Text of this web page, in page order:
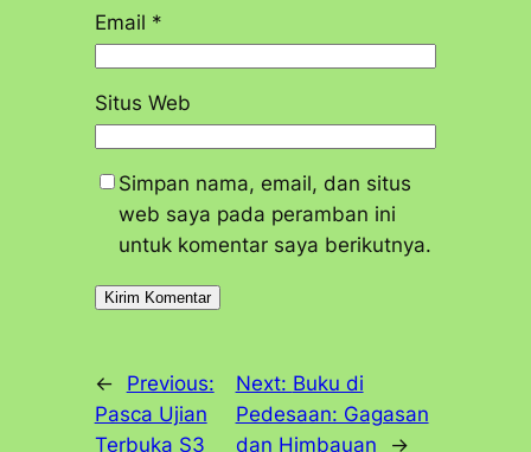
Email *
Situs Web
Simpan nama, email, dan situs
web saya pada peramban ini
untuk komentar saya berikutnya.
←
Previous:
Pasca Ujian
Terbuka S3
Next: Buku di
Pedesaan: Gagasan
dan Himbauan
→